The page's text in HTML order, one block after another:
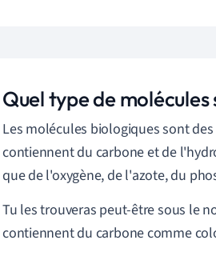
Quel type de
Les molécules biologiques sont des
contiennent du carbone et de
que de l'oxygène, de l'azote, du
Tu les trouveras peut-être sous le
contiennent du carbone comme